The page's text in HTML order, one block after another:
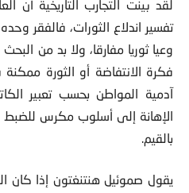
لقد بينت التجارب التاريخية
تفسير اندلاع الثورات، فالفقر
وعيا ثوريا مفارقا، ولا بد من
فكرة الانتفاضة أو الثورة
آدمية المواطن بحسب تعبير
الإهانة إلى أسلوب مكرس للضبط
بالقيم.
يقول صموئيل هنتنغتون إذا كان